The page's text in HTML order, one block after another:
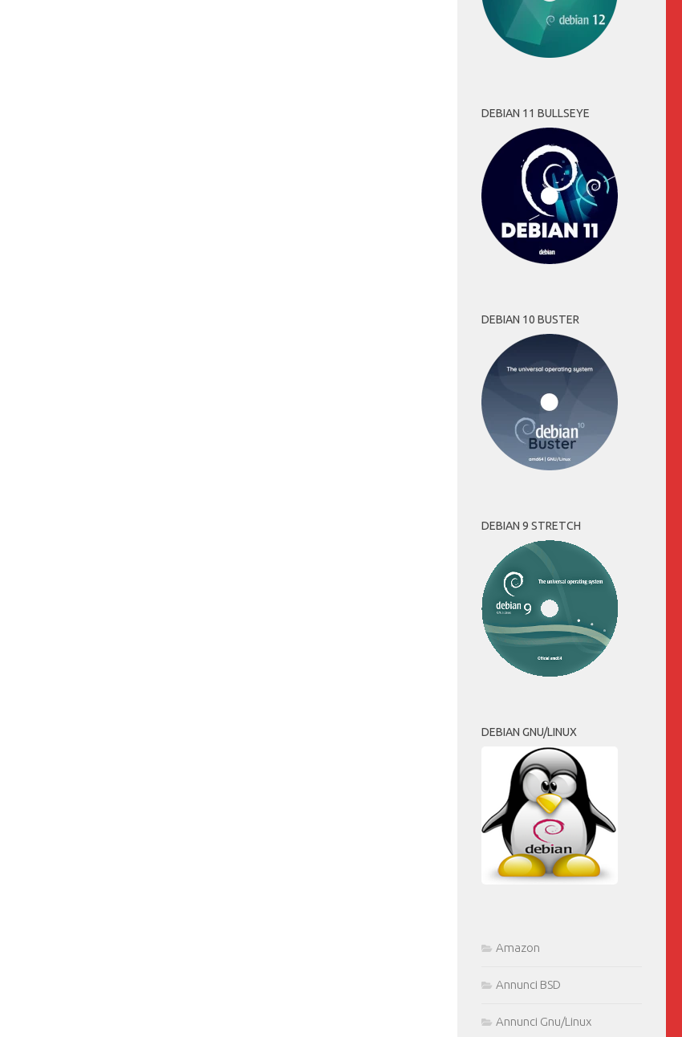
DEBIAN 11 BULLSEYE
DEBIAN 10 BUSTER
DEBIAN 9 STRETCH
DEBIAN GNU/LINUX
Amazon
Annunci BSD
Annunci Gnu/Linux